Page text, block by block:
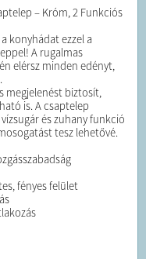
– Króm, 2 Funkciós
konyhádat ezzel a
A rugalmas
elérsz minden edényt,
megjelenést biztosít,
is. A csaptelep
és zuhany funkció
tesz lehetővé.
fényes felület